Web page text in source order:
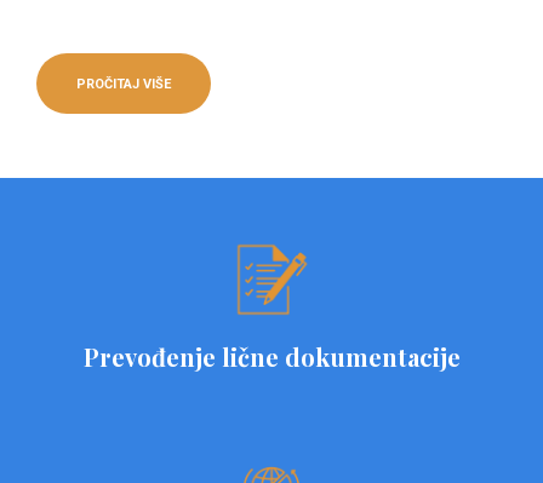
PROČITAJ VIŠE
Prevođenje lične dokumentacije